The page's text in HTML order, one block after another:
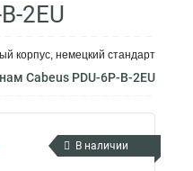
2EU
корпус, немецкий стандарт
Cabeus PDU-6P-B-2EU
В наличии